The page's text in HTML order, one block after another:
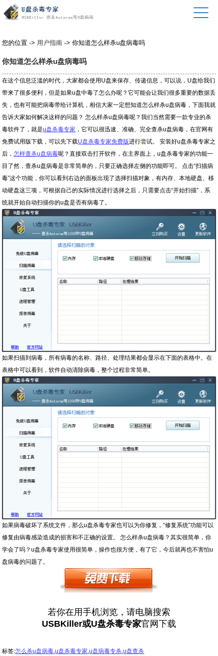
您的位置 -> 用户指南 -> 你知道怎么样杀u盘病毒吗
你知道怎么样杀u盘病毒吗
在这个信息泛滥的时代，大家都会使用U盘来保存、传递信息，可以说，U盘给我们
带来了很多便利，但是如果u盘中毒了怎么办呢？它可能会让我们很多重要的数据丢
失，也有可能把病毒带给计算机，相信大家一定想知道怎么样杀u盘病毒，下面我就
告诉大家如何解决这样的问题？ 怎么样杀u盘病毒呢？我们当然需要一款专业的杀
毒软件了，就是u盘杀毒专家 ，它可以很迅速、准确、完全查杀u盘病毒，在官网有
免费试用版下载，可以先下载U盘杀毒专家免费版进行尝试。 安装好u盘杀毒专家之
后，怎样查杀u盘病毒呢？直接双击打开软件，在主界面上，u盘杀毒专家的功能一
目了然，查杀u盘病毒是非常简单的，只要正确选择左侧的功能即可。 点击“扫描病
毒”这个功能，你可以看到右边的面板出现了选择扫描对象，有内存、本地硬盘、移
动硬盘这三项，可根据自己的实际情况进行选择之后，只需要点击“开始扫描”，系
统就开始自动扫描你的u盘是否有病毒了。
如果扫描到病毒，所有病毒的名称、路径、处理结果都会显示在下面的表格中。在
表格中可以看到，软件自动清除病毒，整个过程非常简单。
如果病毒破坏了系统文件，那么u盘杀毒专家也可以为你修复，“修复系统”功能可以
修复由病毒感染造成的损害和不正确的设置。 怎么样杀u盘病毒？其实很简单，你
学会了吗？u盘杀毒专家使用很简单，操作也很方便，有了它，今后就再也不害怕u
盘病毒的问题了。
若你在用手机浏览，请电脑搜索
USBKiller或U盘杀毒专家官网下载
标签:怎么杀u盘病毒,u盘杀毒专家,u盘病毒专杀,u盘查杀